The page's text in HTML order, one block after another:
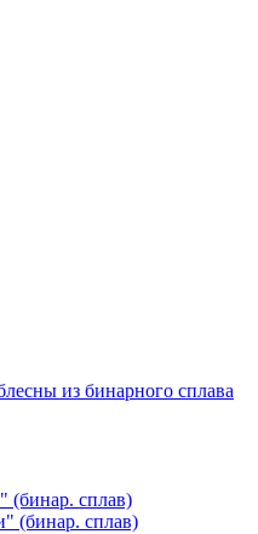
из бинарного сплава
(бинар. сплав)
(бинар. сплав)